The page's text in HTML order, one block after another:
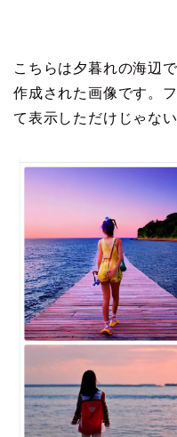
こちらは夕暮れの海辺
作成された画像です。
て表示しただけじゃな